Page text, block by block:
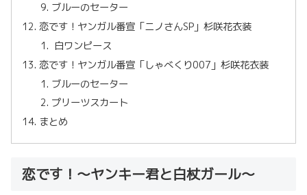
ブルーのセーター
恋です！ヤンガル番宣「ニノさんSP」杉咲花衣装
白ワンピース
恋です！ヤンガル番宣「しゃべくり007」杉咲花衣装
ブルーのセーター
プリーツスカート
まとめ
恋です！〜ヤンキー君と白杖ガール〜